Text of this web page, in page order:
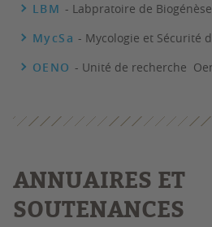
LBM - Labpratoire de
MycSa- Mycologie et Sécurité
OENO - Unité de recherche
ANNUAIRES ET
SOUTENANCES